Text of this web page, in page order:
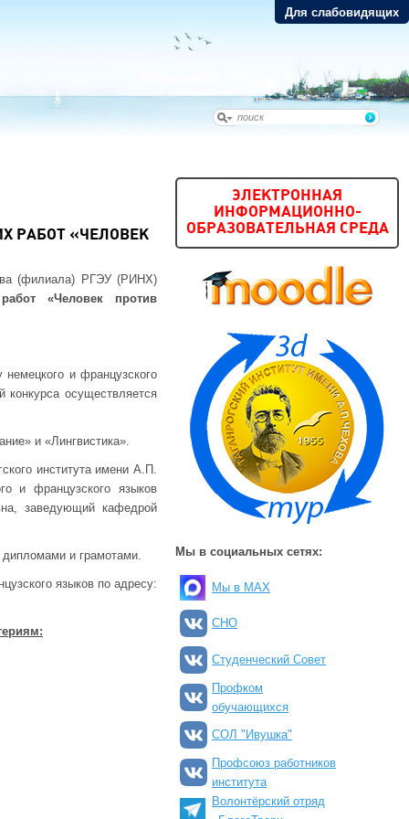
Для слабовидящих
РАБОТ «ЧЕЛОВЕК
(филиала) РГЭУ (РИНХ)
работ «Человек против
и французского
конкурса осуществляется
и «Лингвистика».
института имени А.П.
и французского языков
заведующий кафедрой
дипломами и грамотами.
языков по адресу:
ЭЛЕКТРОННАЯ
ИНФОРМАЦИОННО-
ОБРАЗОВАТЕЛЬНАЯ СРЕДА
Мы в социальных сетях:
Мы в MAX
СНО
Студенческий Совет
Профком
обучающихся
СОЛ "Ивушка"
Профсоюз работников
института
Волонтёрский отряд